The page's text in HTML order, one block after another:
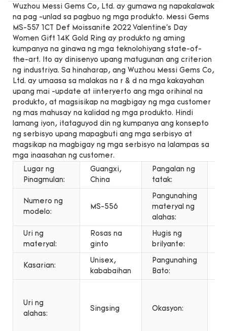
Wuzhou Messi Gems Co, Ltd. ay gumawa ng napakalawak
na pag -unlad sa pagbuo ng mga produkto. Messi Gems
MS-557 1CT Def Moissanite 2022 Valentine's Day
Women Gift 14K Gold Ring ay produkto ng aming
kumpanya na ginawa ng mga teknolohiyang state-of-
the-art. Ito ay dinisenyo upang matugunan ang criterion
ng industriya. Sa hinaharap, ang Wuzhou Messi Gems Co,
Ltd. ay umaasa sa malakas na r & d na mga kakayahan
upang mai -update at iinteryerto ang mga orihinal na
produkto, at magsisikap na magbigay ng mga customer
ng mas mahusay na kalidad ng mga produkto. Hindi
lamang iyon, itataguyod din ng kumpanya ang konsepto
ng serbisyo upang mapagbuti ang mga serbisyo at
magsikap na magbigay ng mga serbisyo na lalampas sa
mga inaasahan ng customer.
Lugar ng
Pinagmulan:
Guangxi,
China
Pangalan ng
tatak:
Numero ng
modelo:
MS-556
Pangunahing
materyal ng
alahas:
Uri ng
materyal:
Rosas na
ginto
Hugis ng
brilyante:
Kasarian:
Unisex,
kababaihan
Pangunahing
Bato:
Uri ng
alahas:
Singsing Okasyon: